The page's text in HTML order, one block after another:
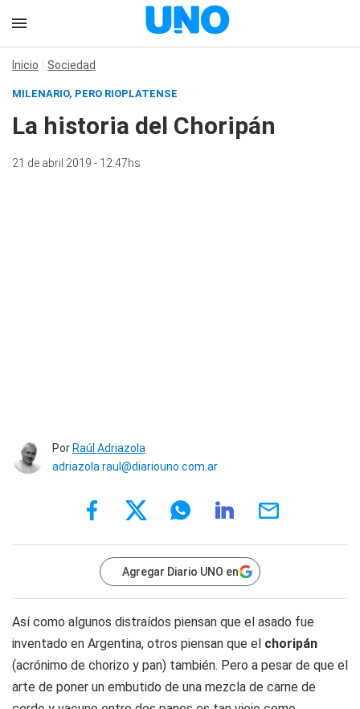
Inicio Sociedad
MILENARIO, PERO RIOPLATENSE
La historia del Choripán
21 de abril 2019 - 12:47hs
Por Raúl Adriazola
adriazola.raul@diariouno.com.ar
Agregar Diario UNO en
Así como algunos distraídos piensan que el asado fue
inventado en Argentina, otros piensan que el choripán
(acrónimo de chorizo y pan) también. Pero a pesar de que el
arte de poner un embutido de una mezcla de carne de